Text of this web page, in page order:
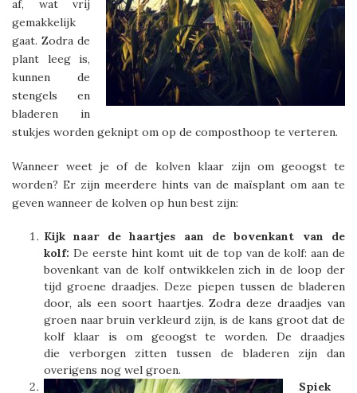
af, wat vrij
gemakkelijk
gaat. Zodra de
plant leeg is,
kunnen de
stengels en
bladeren in
stukjes worden geknipt om op de composthoop te verteren.
Wanneer weet je of de kolven klaar zijn om geoogst te
worden? Er zijn meerdere hints van de maïsplant om aan te
geven wanneer de kolven op hun best zijn:
Kijk naar de haartjes aan de bovenkant van de
kolf: De eerste hint komt uit de top van de kolf: aan de
bovenkant van de kolf ontwikkelen zich in de loop der
tijd groene draadjes. Deze piepen tussen de bladeren
door, als een soort haartjes. Zodra deze draadjes van
groen naar bruin verkleurd zijn, is de kans groot dat de
kolf klaar is om geoogst te worden. De draadjes
die verborgen zitten tussen de bladeren zijn dan
overigens nog wel groen.
Spiek